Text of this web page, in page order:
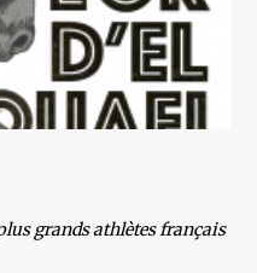
grands athlètes français